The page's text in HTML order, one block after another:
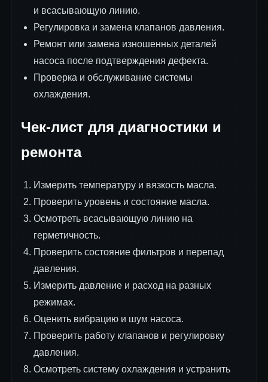
и всасывающую линию.
Регулировка и замена клапанов давления.
Ремонт или замена изношенных деталей
насоса после подтверждения дефекта.
Проверка и обслуживание системы
охлаждения.
Чек-лист для диагностики и
ремонта
Измерить температуру и вязкость масла.
Проверить уровень и состояние масла.
Осмотреть всасывающую линию на
герметичность.
Проверить состояние фильтров и перепад
давления.
Измерить давление и расход на разных
режимах.
Оценить вибрацию и шум насоса.
Проверить работу клапанов и регулировку
давления.
Осмотреть систему охлаждения и устранить